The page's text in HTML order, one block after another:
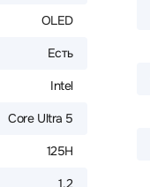
OLED
Есть
Intel
Core Ultra 5
125H
1.2